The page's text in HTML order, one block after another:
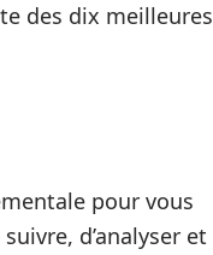
des dix meilleures
pour vous
d’analyser et